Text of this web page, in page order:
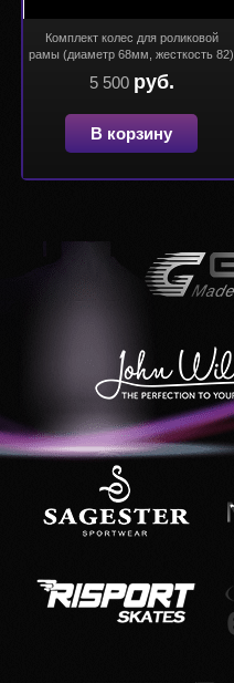
Комплект колес для роликовой
рамы (диаметр 68мм, жесткость 82)
5 500 руб.
В корзину